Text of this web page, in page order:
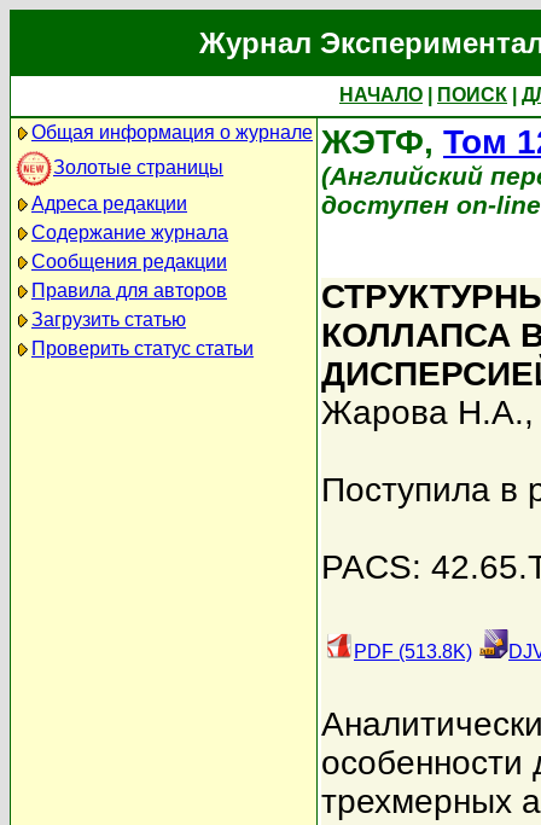
Журнал
НАЧАЛО ПОИСК
Общая информация о журнале
Золотые страницы
Адреса редакции
Содержание журнала
Сообщения редакции
Правила для авторов
Загрузить статью
Проверить статус статьи
ЖЭТФ, Том
(Английский
доступен on-
КОЛЛАПСА
Жарова Н.А.
Поступила в
PACS:
PDF (513.8K)
особенности
трехмерных